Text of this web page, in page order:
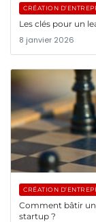
CRÉATION
Les clés pour un
8 janvier 2026
CRÉATION
Comment bâtir
startup ?